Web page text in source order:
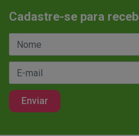
Cadastre-se para